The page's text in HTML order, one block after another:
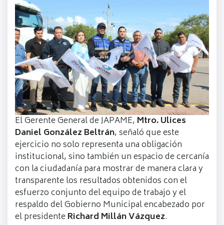
El Gerente General de JAPAME, Mtro. Ulices
Daniel González Beltrán, señaló que este
ejercicio no solo representa una obligación
institucional, sino también un espacio de cercanía
con la ciudadanía para mostrar de manera clara y
transparente los resultados obtenidos con el
esfuerzo conjunto del equipo de trabajo y el
respaldo del Gobierno Municipal encabezado por
el presidenteRichard Millán Vázquez.